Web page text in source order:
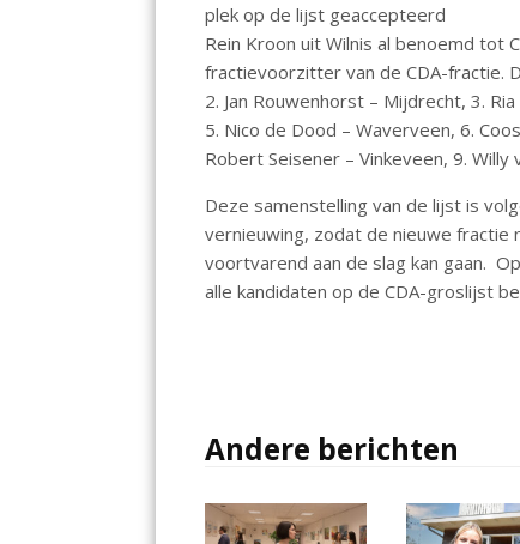
plek op de lijst geaccepteerd
Rein Kroon uit Wilnis al benoemd tot
fractievoorzitter van de CDA-fractie.
2. Jan Rouwenhorst – Mijdrecht, 3.
5. Nico de Dood – Waverveen, 6.
Robert Seisener – Vinkeveen, 9. Willy
Deze samenstelling van de lijst is
vernieuwing, zodat de nieuwe fractie
voortvarend aan de slag kan gaan.
alle kandidaten op de CDA-groslijst
Andere berichten